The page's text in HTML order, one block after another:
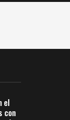
el
con